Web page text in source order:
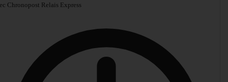
Chronopost Relais Express